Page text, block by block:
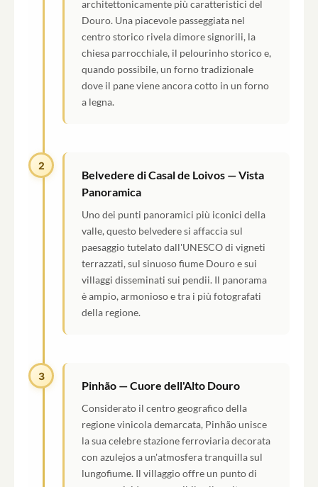
architettonicamente più caratteristici del
Douro. Una piacevole passeggiata nel
centro storico rivela dimore signorili, la
chiesa parrocchiale, il pelourinho storico e,
quando possibile, un forno tradizionale
dove il pane viene ancora cotto in un forno
a legna.
2
Belvedere di Casal de Loivos — Vista
Panoramica
Uno dei punti panoramici più iconici della
valle, questo belvedere si affaccia sul
paesaggio tutelato dall'UNESCO di vigneti
terrazzati, sul sinuoso fiume Douro e sui
villaggi disseminati sui pendii. Il panorama
è ampio, armonioso e tra i più fotografati
della regione.
3
Pinhão — Cuore dell'Alto Douro
Considerato il centro geografico della
regione vinicola demarcata, Pinhão unisce
la sua celebre stazione ferroviaria decorata
con azulejos a un'atmosfera tranquilla sul
lungofiume. Il villaggio offre un punto di